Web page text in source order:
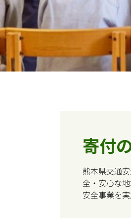
寄付
熊本県交通
全・安心な
安全事業を実